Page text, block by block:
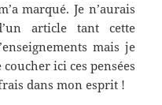
marqué. Je n’aurais
article tant cette
mais je
ici ces pensées
dans mon esprit !